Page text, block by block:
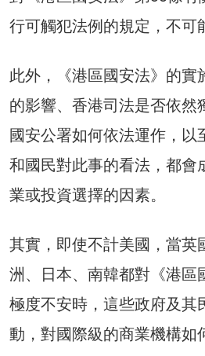
行可觸犯法例的規定，不可
此外，《港區國安法》的實
的影響、香港司法是否依然
國安公署如何依法運作，以
和國民對此事的看法，都會
業或投資選擇的因素。
其實，即使不計美國，當英
洲、日本、南韓都對《港區
極度不安時，這些政府及其
動，對國際級的商業機構如